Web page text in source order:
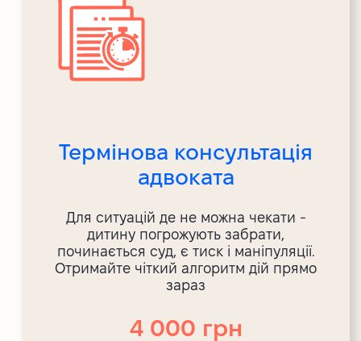
Термінова консультація
адвоката
Для ситуацій де не можна чекати -
дитину погрожують забрати,
починається суд, є тиск і маніпуляції.
Отримайте чіткий алгоритм дій прямо
зараз
4 000 грн